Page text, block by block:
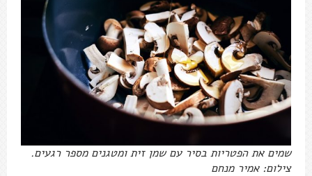
שמים את הפטריות בסיר עם שמן זית ומטגנים מספר רגעים.
צילום: אמיר מנחם